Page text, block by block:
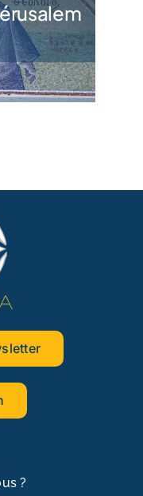
?